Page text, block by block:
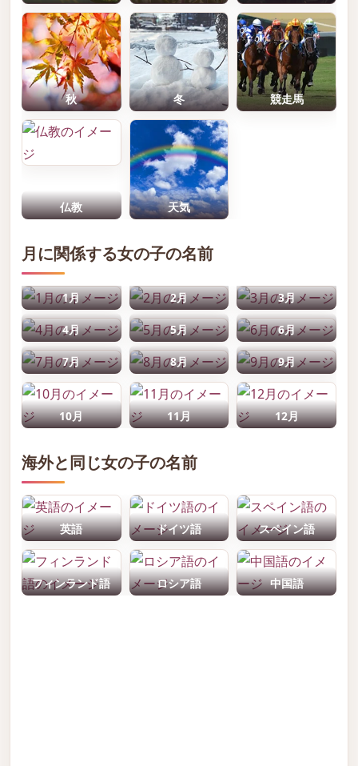
秋 冬 競走馬
仏教 天気
月に関係する女の子の名前
1月 2月 3月
4月 5月 6月
7月 8月 9月
10月 11月 12月
海外と同じ女の子の名前
英語 ドイツ語 スペイン語
フィンランド語 ロシア語 中国語